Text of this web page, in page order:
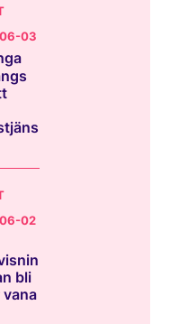
03
02
bli